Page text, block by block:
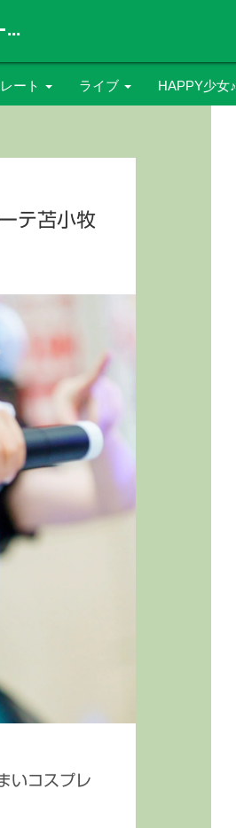
【レポート】2024.11.2 MEGAドン・キホーテ苫小牧店「とまこまいコスプレフェスタ」
ート
テール
プロ事務所
公園
園
園
園
ライブ
Sound Lab mole
SPiCE
ライブプロホールZ
苗の木Live
さっぽろ雪まつり
HAPPY少女♪
テ苫小牧
いコスプレ